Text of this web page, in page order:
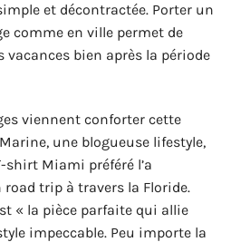
et décontractée. Porter un
comme en ville permet de
vacances bien après la période
viennent conforter cette
une blogueuse lifestyle,
Miami préféré l’a
trip à travers la Floride.
« la pièce parfaite qui allie
impeccable. Peu importe la